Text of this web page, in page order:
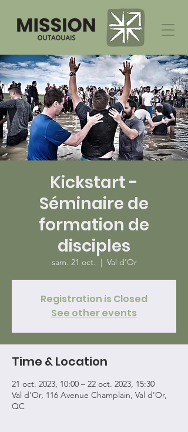
Kickstart -
Séminaire de
formation de
disciples
sam. 21 oct.
  |
Val d'Or
Registration is Closed
See other events
Time & Location
21 oct. 2023, 10:00 – 22 oct. 2023, 15:30
Val d'Or, 116 Avenue Champlain, Val d'Or,
QC